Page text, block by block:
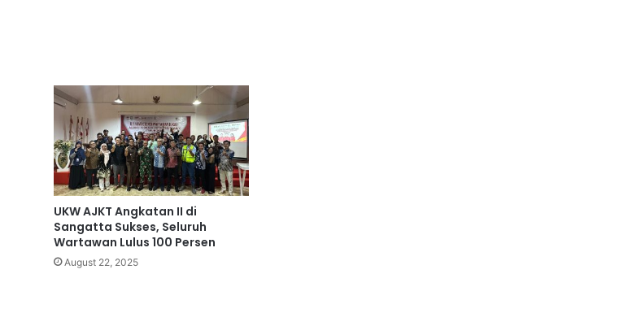
UKW AJKT Angkatan II di
Sangatta Sukses, Seluruh
Wartawan Lulus 100 Persen
August 22, 2025